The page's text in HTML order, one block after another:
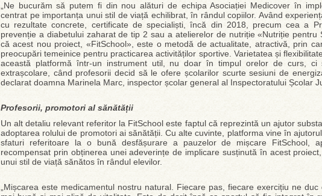
„Ne bucurăm să putem fi din nou alături de echipa Asociației Medicover în
centrat pe importanța unui stil de viață echilibrat, în rândul copiilor. Având
cu rezultate concrete, certificate de specialiști, încă din 2018, precum cea a
prevenție a diabetului zaharat de tip 2 sau a atelierelor de nutriție «Nutriție pentru
că acest nou proiect, «FitSchool», este o metodă de actualitate, atractivă, prin
preocupări temeinice pentru practicarea activităților sportive. Varietatea și
această platformă într-un instrument util, nu doar în timpul orelor de curs, ci
extrașcolare, când profesorii decid să le ofere școlarilor scurte sesiuni de
declarat doamna Marinela Marc, inspector școlar general al Inspectoratului Școlar
Profesorii, promotori al sănătății
Un alt detaliu relevant referitor la FitSchool este faptul că reprezintă un ajutor
adoptarea rolului de promotori ai sănătății. Cu alte cuvinte, platforma vine în
sfaturi referitoare la o bună desfășurare a pauzelor de mișcare FitSchool,
recompensat prin obținerea unei adeverințe de implicare susținută în acest
unui stil de viață sănătos în rândul elevilor.
„Mișcarea este medicamentul nostru natural. Fiecare pas, fiecare exercițiu ne duc